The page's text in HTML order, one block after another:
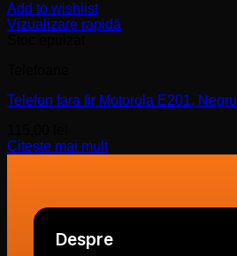
Add to wishlist
Vizualizare rapidă
Telefon fara fir Motorola E201, Negru
Citește mai mult
Despre